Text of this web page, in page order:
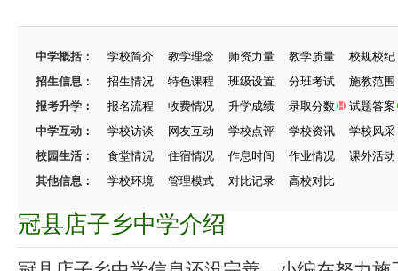
中学概括： 学校简介 教学理念 师资力量 教学质量
校规校纪
招生信息：
招生情况 特色课程 班级设置 分班考试
施教范围
报考升学：
报名流程 收费情况 升学成绩 录取分数
试题答案
中学互动：
学校访谈 网友互动 学校点评 学校资讯
学校风采
校园生活：
食堂情况 住宿情况 作息时间 作业情况
课外活动
其他信息：
学校环境 管理模式 对比记录 高校对比
冠县店子乡中学介绍